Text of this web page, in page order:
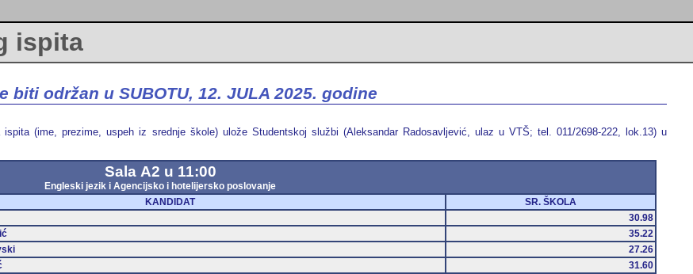
ispita
održan u SUBOTU, 12. JULA 2025. godine
(ime, prezime, uspeh iz srednje škole) ulože Studentskoj službi (Aleksandar Radosavljević, ulaz u VTŠ; tel. 011/2698-222, lok.13) u
Sala А2 u 11:00
Engleski jezik i Agencijsko i hotelijersko poslovanje
KANDIDAT
SR. ŠKOLA
30.98
35.22
27.26
31.60